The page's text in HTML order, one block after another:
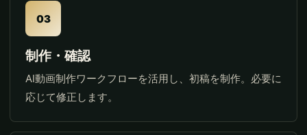
03
制作・確認
AI動画制作ワークフローを活用し、初稿を制作。必要に
応じて修正します。